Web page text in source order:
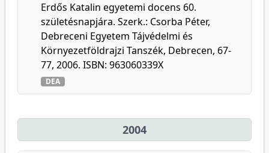
Erdős Katalin egyetemi docens 60.
születésnapjára. Szerk.: Csorba Péter,
Debreceni Egyetem Tájvédelmi és
Környezetföldrajzi Tanszék, Debrecen, 67-
77, 2006. ISBN: 963060339X
DEA
2004